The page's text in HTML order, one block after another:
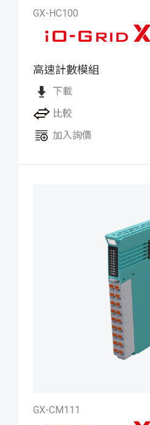
GX-HC100
高速計數模組
下載
比較
加入詢價
GX-CM111